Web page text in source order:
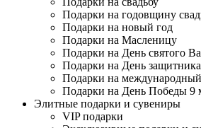
Подарки на годовщину
Подарки на новый год
Подарки на Масленицу
Подарки на День святого
Подарки на День защитника
Подарки на
Подарки на День Победы 9
Элитные подарки и сувениры
VIP подарки